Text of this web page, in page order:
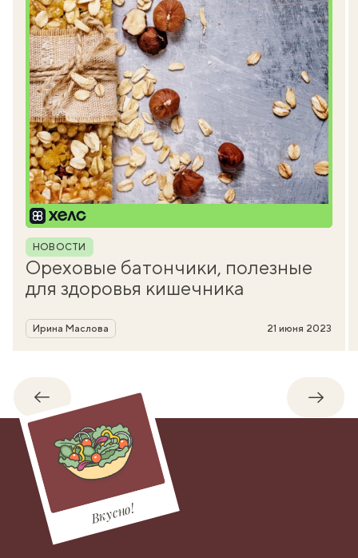
Рубрика
НОВОСТИ
Ореховые батончики, полезные
для здоровья кишечника
Автор
Ирина Маслова 21 июня 2023
Обратно
Вкусно!